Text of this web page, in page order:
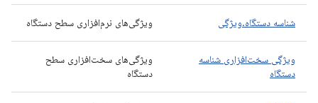
شناسه دستگاه.ویژگی ویژگی‌های نرم‌افزاری سطح دستگاه
ویژگی سخت‌افزاری شناسه
دستگاه
ویژگی‌های سخت‌افزاری سطح
دستگاه